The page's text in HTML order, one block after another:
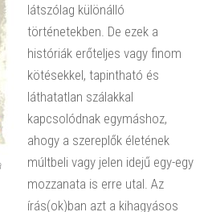
látszólag különálló
történetekben. De ezek a
históriák erőteljes vagy finom
kötésekkel, tapintható és
láthatatlan szálakkal
kapcsolódnak egymáshoz,
ahogy a szereplők életének
múltbeli vagy jelen idejű egy-egy
mozzanata is erre utal. Az
írás(ok)ban azt a kihagyásos